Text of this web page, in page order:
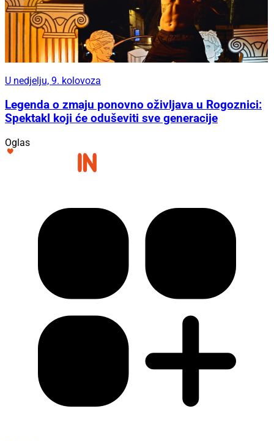
U nedjelju, 9. kolovoza
Legenda o zmaju ponovno oživljava u Rogoznici:
Spektakl koji će oduševiti sve generacije
Oglas